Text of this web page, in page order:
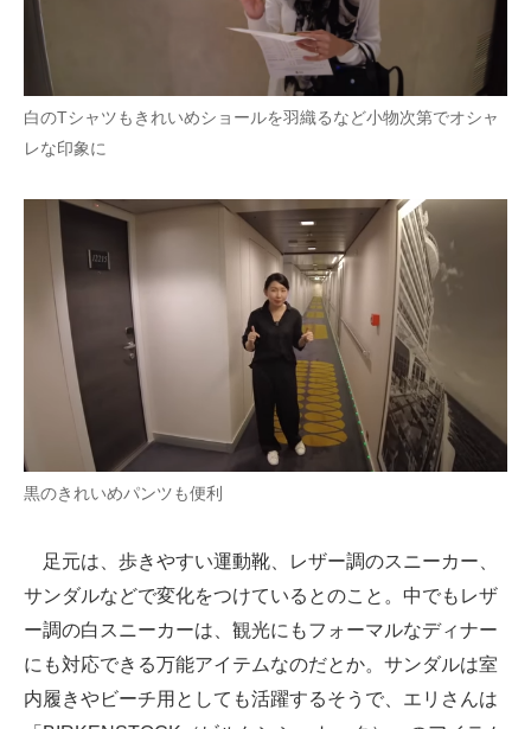
白のTシャツもきれいめショールを羽織るなど小物次第でオシャ
レな印象に
黒のきれいめパンツも便利
足元は、歩きやすい運動靴、レザー調のスニーカー、
サンダルなどで変化をつけているとのこと。中でもレザ
ー調の白スニーカーは、観光にもフォーマルなディナー
にも対応できる万能アイテムなのだとか。サンダルは室
内履きやビーチ用としても活躍するそうで、エリさんは